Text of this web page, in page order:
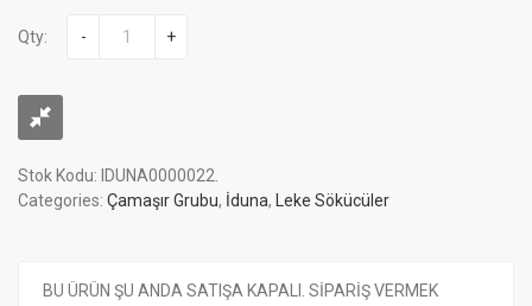
Qty: - +
Stok Kodu: IDUNA0000022
Categories: Çamaşır Grubu, İduna, Leke Sökücüler
BU ÜRÜN ŞU ANDA SATIŞA KAPALI. SİPARİŞ VERMEK